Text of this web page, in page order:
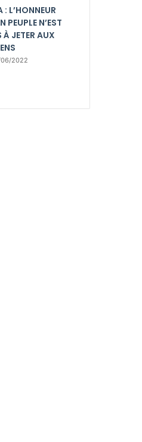
: L’HONNEUR
PEUPLE N’EST
À JETER AUX
2022